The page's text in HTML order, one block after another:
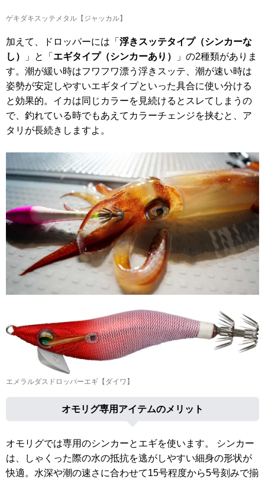
ゲキダキスッテメタル【ジャッカル】
加えて、ドロッパーには「 浮きスッテタイプ（シンカーな
し）
」と「 エギタイプ（シンカーあり）
」の2種類がありま
す。潮が緩い時はフワフワ漂う浮きスッテ、潮が速い時は
姿勢が安定しやすいエギタイプといった具合に使い分ける
と効果的。イカは同じカラーを見続けるとスレてしまうの
で、釣れている時でもあえてカラーチェンジを挟むと、ア
タリが長続きしますよ。
エメラルダスドロッパーエギ【ダイワ】
オモリグ専用アイテムのメリット
オモリグでは専用のシンカーとエギを使います。 シンカー
は、しゃくった際の水の抵抗を逃がしやすい細身の形状が
快適。水深や潮の速さに合わせて15号程度から5号刻みで揃